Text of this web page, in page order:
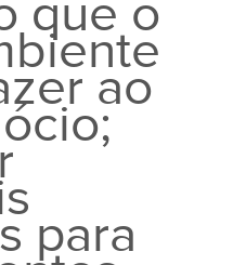
que o
ao
para